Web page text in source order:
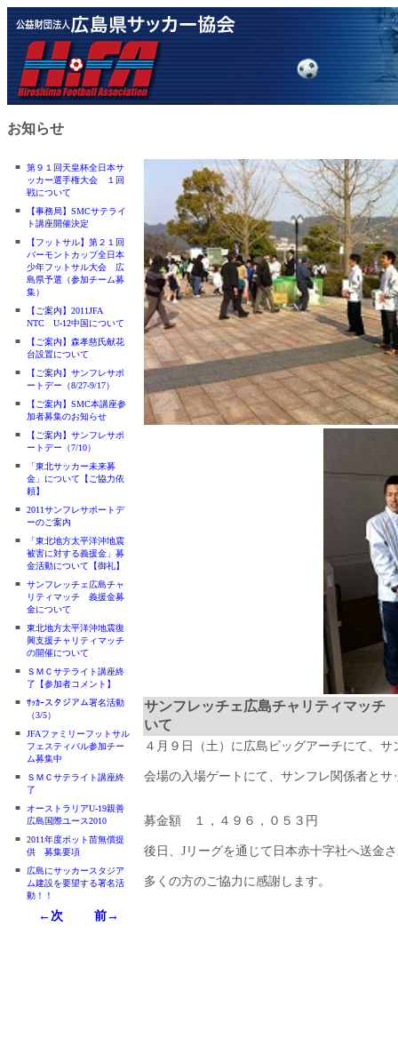
お知らせ
■
第９１回天皇杯全日本サ
ッカー選手権大会 １回
戦について
■
【事務局】SMCサテライ
ト講座開催決定
■
【フットサル】第２１回
バーモントカップ全日本
少年フットサル大会 広
島県予選（参加チーム募
集）
■
【ご案内】2011JFA
NTC U-12中国について
■
【ご案内】森孝慈氏献花
台設置について
■
【ご案内】サンフレサポ
ートデー（8/27-9/17）
■
【ご案内】SMC本講座参
加者募集のお知らせ
■
【ご案内】サンフレサポ
ートデー（7/10）
■
「東北サッカー未来募
金」について【ご協力依
頼】
■
2011サンフレサポートデ
ーのご案内
■
「東北地方太平洋沖地震
被害に対する義援金」募
金活動について【御礼】
■
サンフレッチェ広島チャ
リティマッチ 義援金募
金について
■
東北地方太平洋沖地震復
興支援チャリティマッチ
の開催について
■
ＳＭＣサテライト講座終
了【参加者コメント】
■
ｻｯｶｰスタジアム署名活動
（3/5）
■
JFAファミリーフットサル
フェスティバル参加チー
ム募集中
■
ＳＭＣサテライト講座終
了
■
オーストラリアU-19親善
広島国際ユース2010
■
2011年度ポット苗無償提
供 募集要項
■
広島にサッカースタジア
ム建設を要望する署名活
動！！
←次 前→
サンフレッチェ広島チャリティマッチ
いて
４月９日（土）に広島ビッグアーチにて、
会場の入場ゲートにて、サンフレ関係者と
募金額 １，４９６，０５３円
後日、Jリーグを通じて日本赤十字社へ送金
多くの方のご協力に感謝します。